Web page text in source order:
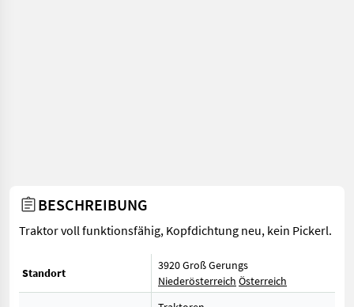
BESCHREIBUNG
Traktor voll funktionsfähig, Kopfdichtung neu, kein Pickerl.
Standort
3920 Groß Gerungs
Niederösterreich Österreich